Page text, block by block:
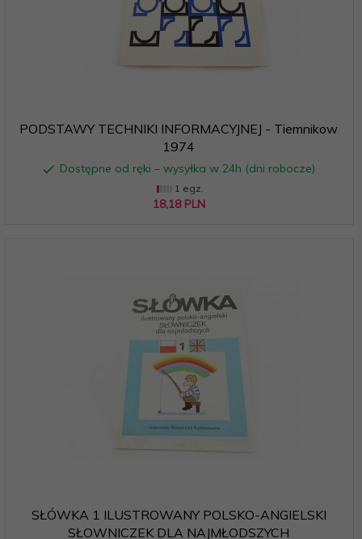
PODSTAWY TECHNIKI INFORMACYJNEJ - Tiemnikow
1974
Dostępne od ręki – wysyłka w 24h (dni robocze)
1 egz.
18,18 PLN
SŁÓWKA 1 ILUSTROWANY POLSKO-ANGIELSKI
SŁOWNICZEK DLA NAJMŁODSZYCH